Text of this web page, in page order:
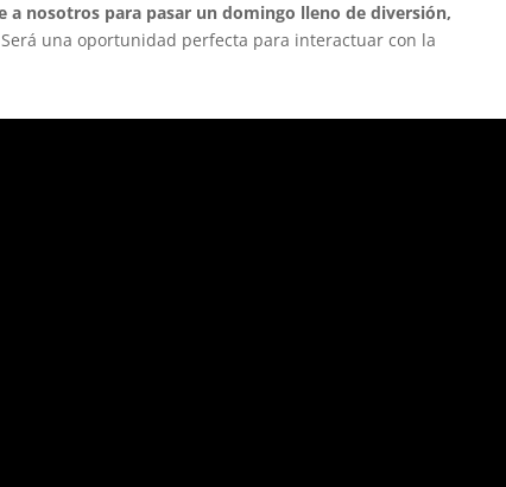
a nosotros para pasar un domingo lleno de diversión,
Será una oportunidad perfecta para interactuar con la